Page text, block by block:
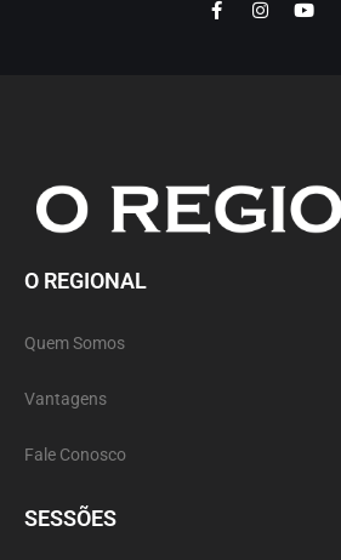
O REGIONAL
Quem Somos
Vantagens
Fale Conosco
SESSÕES